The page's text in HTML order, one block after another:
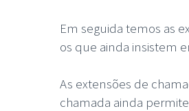
Em seguida temos as
os que ainda insistem
As extensões de
chamada ainda